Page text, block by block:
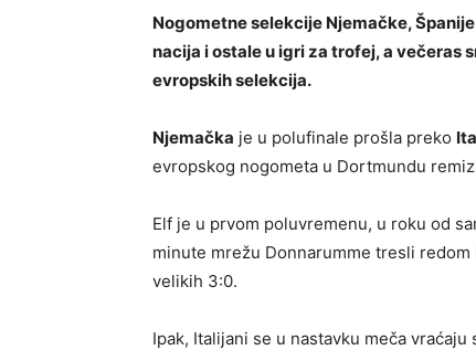
Nogometne selekcije Njemačke,
nacija i ostale u igri za trofej, a večeras
evropskih selekcija.
Njemačka je u polufinale prošla preko
evropskog nogometa u Dortmundu
Elf je u prvom poluvremenu, u roku od
minute mrežu Donnarumme tresli
velikih 3:0.
Ipak, Italijani se u nastavku meča